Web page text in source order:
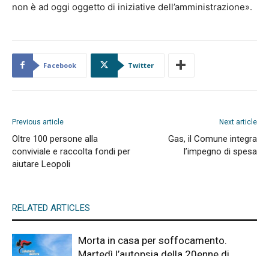
non è ad oggi oggetto di iniziative dell’amministrazione».
Facebook Twitter
Previous article
Oltre 100 persone alla
conviviale e raccolta fondi per
aiutare Leopoli
Next article
Gas, il Comune integra
l’impegno di spesa
RELATED ARTICLES
Morta in casa per soffocamento.